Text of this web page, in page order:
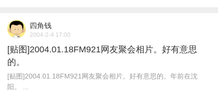
四角钱
2004-2-4 17:00
[贴图]2004.01.18FM921网友聚会相片。好有意思
的。
[贴图]2004.01.18FM921网友聚会相片。好有意思的。年前在沈
阳。 ...